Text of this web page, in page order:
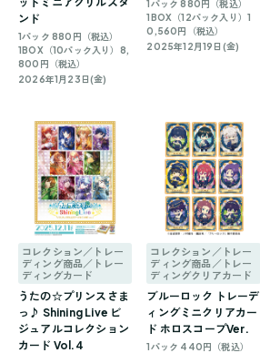
ンド
1パック 880円（税込）
1BOX（10パック入り）8,
800円（税込）
2026年1月23日(金)
1パック 880円（税込）
1BOX（12パック入り）1
0,560円（税込）
2025年12月19日(金)
コレクション／トレー
ディング商品／トレー
ディングカード
うたの☆プリンスさま
っ♪ Shining Live ビ
ジュアルコレクション
カード Vol.4
コレクション／トレー
ディング商品／トレー
ディングクリアカード
ブルーロック トレーデ
ィングミニクリアカー
ド ホロスコープVer.
1パック 440円（税込）